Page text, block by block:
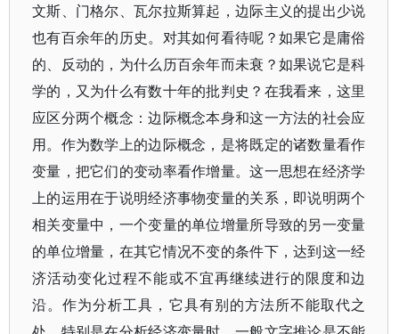
文斯、门格尔、瓦尔拉斯算起，边际主义的提出少说
也有百余年的历史。对其如何看待呢？如果它是庸俗
的、反动的，为什么历百余年而未衰？如果说它是科
学的，又为什么有数十年的批判史？在我看来，这里
应区分两个概念：边际概念本身和这一方法的社会应
用。作为数学上的边际概念，是将既定的诸数量看作
变量，把它们的变动率看作增量。这一思想在经济学
上的运用在于说明经济事物变量的关系，即说明两个
相关变量中，一个变量的单位增量所导致的另一变量
的单位增量，在其它情况不变的条件下，达到这一经
济活动变化过程不能或不宜再继续进行的限度和边
沿。作为分析工具，它具有别的方法所不能取代之